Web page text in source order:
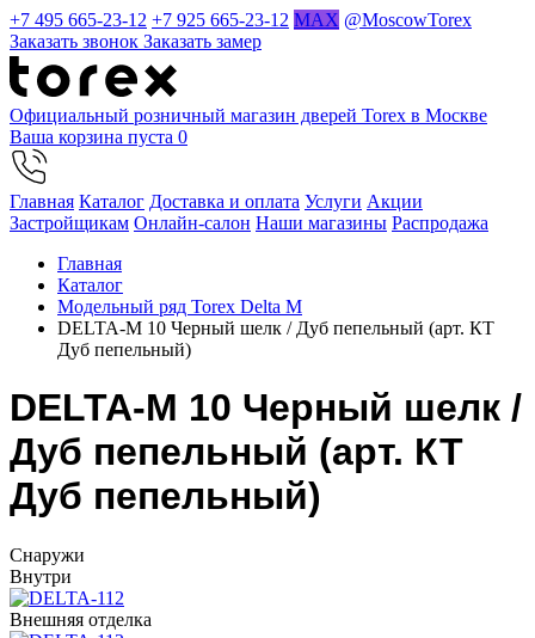
+7 495 665-23-12 +7 925 665-23-12 MAX @MoscowTorex
Заказать звонок Заказать замер
Официальный розничный магазин дверей Torex в Москве
Ваша корзина пуста 0
Главная Каталог Доставка и оплата Услуги Акции
Застройщикам Онлайн-салон Наши магазины Распродажа
Главная
Каталог
Модельный ряд Torex Delta M
DELTA-M 10 Черный шелк / Дуб пепельный (арт. КТ
Дуб пепельный)
DELTA-M 10 Черный шелк /
Дуб пепельный (арт. КТ
Дуб пепельный)
Cнаружи
Внутри
Внешняя отделка